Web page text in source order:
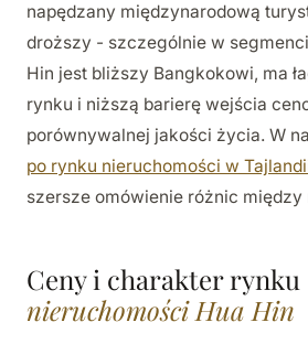
napędzany międzynarodową
droższy - szczególnie w
Hin jest bliższy Bangkokowi, ma
rynku i niższą barierę wejścia
porównywalnej jakości życia. W
po rynku nieruchomości w
szersze omówienie różnic między
Ceny i charakter rynku
nieruchomości Hua Hin